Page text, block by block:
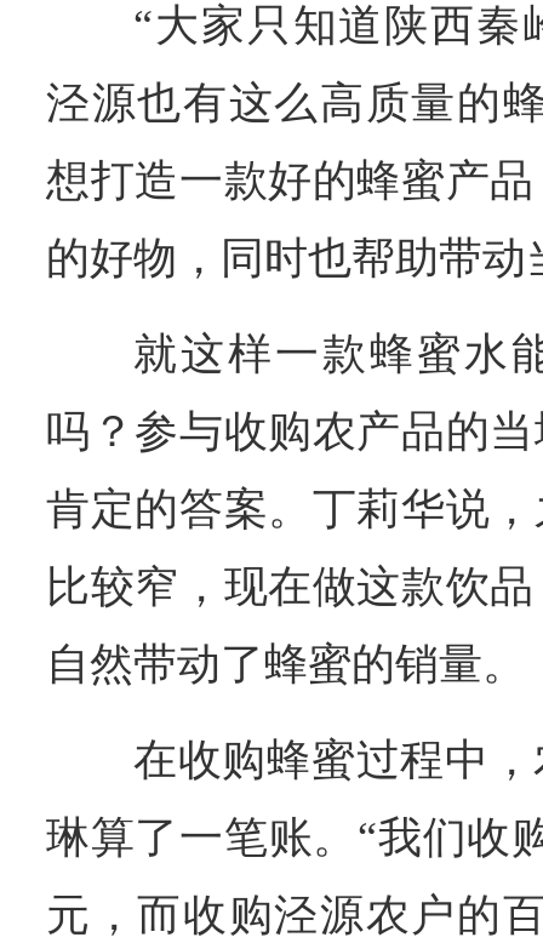
“大家只知道陕西秦
泾源也有这么高质量的
想打造一款好的蜂蜜产
的好物，同时也帮助带
就这样一款蜂蜜水
吗？参与收购农产品的
肯定的答案。丁莉华说
比较窄，现在做这款饮
自然带动了蜂蜜的销量。
在收购蜂蜜过程中
琳算了一笔账。“我们收
元，而收购泾源农户的